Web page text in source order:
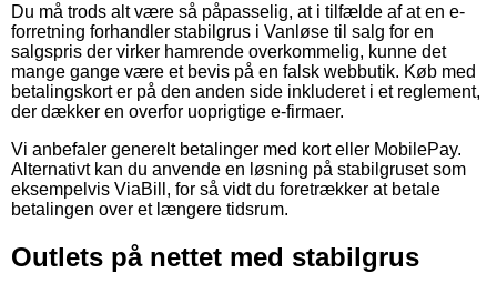
Du må trods alt være så påpasselig, at i tilfælde af at en e-
forretning forhandler stabilgrus i Vanløse til salg for en
salgspris der virker hamrende overkommelig, kunne det
mange gange være et bevis på en falsk webbutik. Køb med
betalingskort er på den anden side inkluderet i et reglement,
der dækker en overfor uoprigtige e-firmaer.
Vi anbefaler generelt betalinger med kort eller MobilePay.
Alternativt kan du anvende en løsning på stabilgruset som
eksempelvis ViaBill, for så vidt du foretrækker at betale
betalingen over et længere tidsrum.
Outlets på nettet med stabilgrus